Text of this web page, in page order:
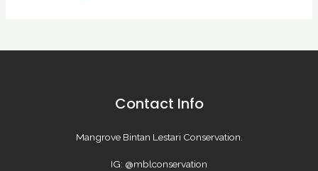
Contact Info
Mangrove Bintan Lestari Conservation.
IG: @mblconservation